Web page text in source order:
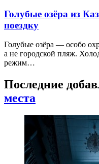
Голубые озёра из
поездку
Голубые озёра — особо
а не городской пляж.
режим…
Последние
места